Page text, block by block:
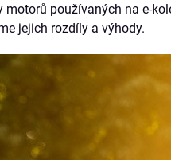
používaných na e-
jejich rozdíly a výhody.